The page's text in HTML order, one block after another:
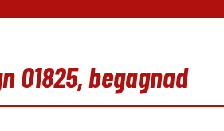
O1825, begagnad